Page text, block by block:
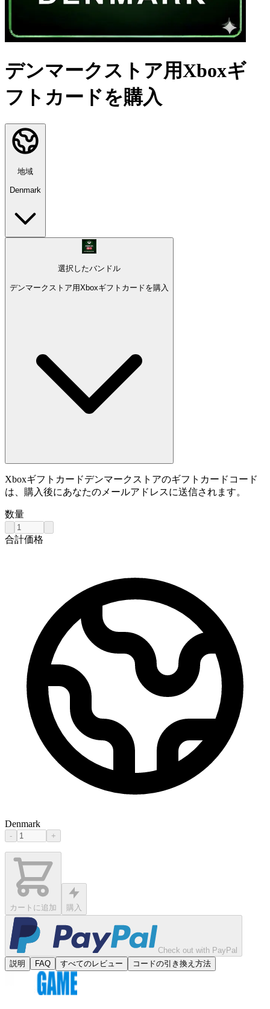
デンマークストア用Xboxギ
フトカードを購入
地域
Denmark
選択したバンドル
デンマークストア用Xboxギフトカードを購入
Xboxギフトカードデンマークストアのギフトカードコード
は、購入後にあなたのメールアドレスに送信されます。
数量
合計価格
Denmark
- +
カートに追加 購入
Check out with PayPal
説明
FAQ すべてのレビュー コードの引き換え方法